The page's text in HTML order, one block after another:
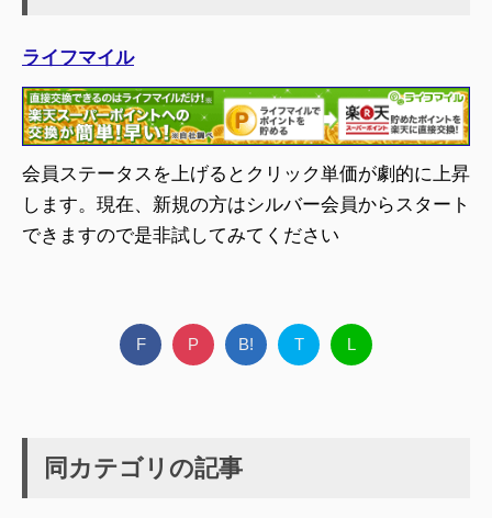
ライフマイル
会員ステータスを上げるとクリック単価が劇的に上昇
します。現在、新規の方はシルバー会員からスタート
できますので是非試してみてください
F P B! T L
同カテゴリの記事